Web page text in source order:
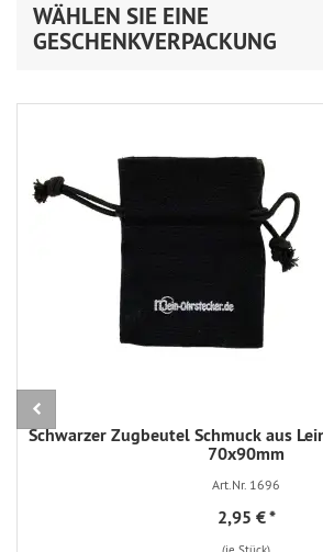
WÄHLEN SIE EINE
GESCHENKVERPACKUNG
Schwarzer Zugbeutel Schmuck aus
70x90mm
Art.Nr. 1696
2,95 €*